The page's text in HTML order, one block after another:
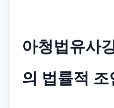
아청법유사
의 법률적 조